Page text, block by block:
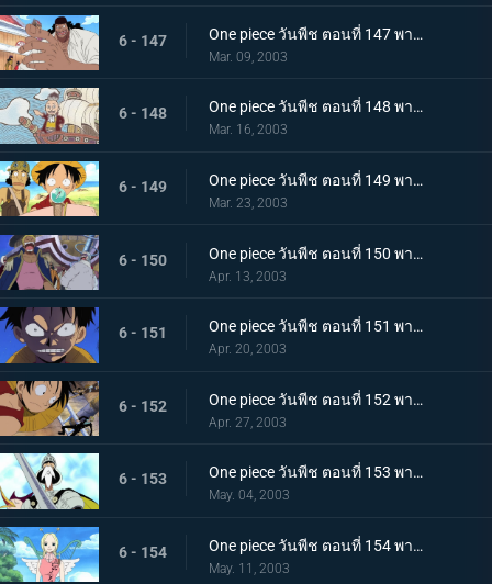
6 - 147 One piece วันพีช ตอนที่ 147 พากย์ไทย ความสูงส่งของโจรสลัด ชายผู้เล่าความฝันและเจ้าแห่งการกู้ซากเรือ
Mar. 09, 2003
6 - 148 One piece วันพีช ตอนที่ 148 พากย์ไทย ตระกูลในตำนาน "โนแลนด์จอมโกหก"
Mar. 16, 2003
6 - 149 One piece วันพีช ตอนที่ 149 พากย์ไทย เร่งเครื่องเต็มสูบ ตามหานกเซาท์เบิร์ด
Mar. 23, 2003
6 - 150 One piece วันพีช ตอนที่ 150 พากย์ไทย ฝันที่ไม่เป็นจริง เบลลามี่ ปะทะ สหพันธ์ลิงภูเขา
Apr. 13, 2003
6 - 151 One piece วันพีช ตอนที่ 151 พากย์ไทย ชายผู้มีค่าหัวร้อยล้าน กับ 3 ขั้วอำนาจโลก และโจรสลัดหนวดดำ
Apr. 20, 2003
6 - 152 One piece วันพีช ตอนที่ 152 พากย์ไทย เดินทางสู่ท้องฟ้า มุ่งหน้าสู่น็อกอัปสตรีม
Apr. 27, 2003
6 - 153 One piece วันพีช ตอนที่ 153 พากย์ไทย นี่คือทะเลแห่งท้องฟ้า! อัศวินแห่งนภาและประตูสู่สรวงสวรรค์
May. 04, 2003
6 - 154 One piece วันพีช ตอนที่ 154 พากย์ไทย เกาะแห่งเทพ สกายเปียร์! นางฟ้าของหาดเมฆ
May. 11, 2003